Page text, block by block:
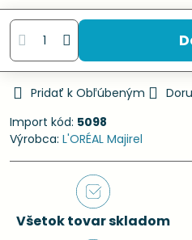
Pridať k Obľúbeným
Import kód: 5098
Výrobca: L'ORÉAL Majirel
Všetok tovar skladom